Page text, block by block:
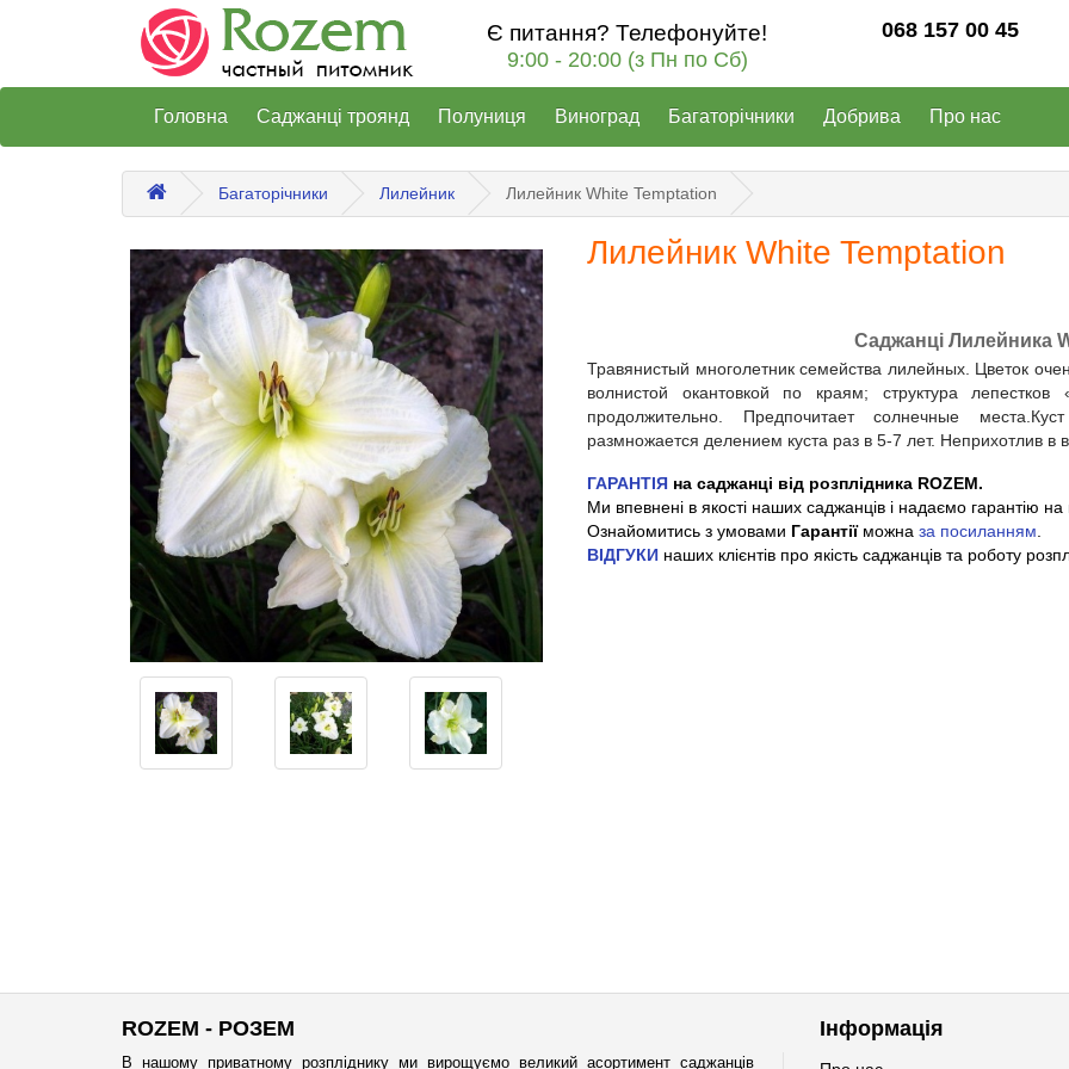
Є питання? Телефонуйте!
9:00 - 20:00 (з Пн по Сб)
068 157 00 45
Головна Саджанці троянд Полуниця Виноград Багаторічники Добрива Про нас
Багаторічники Лилейник Лилейник White Temptation
Лилейник White Temptation
Саджанці Лилейника
Травянистый многолетник семейства лилейных. Цветок
волнистой окантовкой по краям; структура
продолжительно. Предпочитает солнечные
размножается делением куста раз в 5-7 лет. Неприхотлив
ГАРАНТІЯ на саджанці від розплідника ROZEM.
Ми впевнені в якості наших саджанців і надаємо гарантію на
Ознайомитись з умовами Гарантії можна за посиланням
ВІДГУКИ наших клієнтів про якість саджанців та роботу
ROZEM - РОЗЕМ
В нашому приватному розпліднику ми вирощуємо великий асортимент саджанців
Інформація